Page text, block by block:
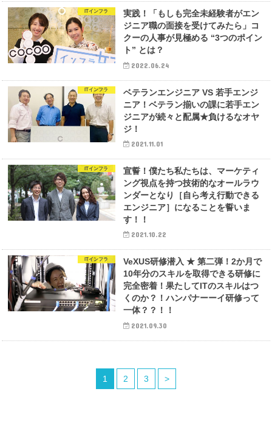
ITインフラ
実践！「もしも完全未経験者がエン
ジニア職の面接を受けてみたら」コ
クーの人事が見極める “3つのポイン
ト” とは？
2022.06.24
ITインフラ
ベテランエンジニア VS 若手エンジ
ニア！ベテラン揃いの課に若手エン
ジニアが続々と配属★負けるなオヤ
ジ！
2021.11.01
ITインフラ
宣誓！僕たち私たちは、マーケティ
ング視点を持つ技術的なオールラウ
ンダーとなり［自ら考え行動できる
エンジニア］になることを誓いま
す！！
2021.10.22
ITインフラ
VeXUS研修潜入 ★ 第二弾！2か月で
10年分のスキルを取得できる研修に
完全密着！果たしてITのスキルはつ
くのか？！ハンパナーーイ研修って
一体？？！！
2021.09.30
1 2 3 >